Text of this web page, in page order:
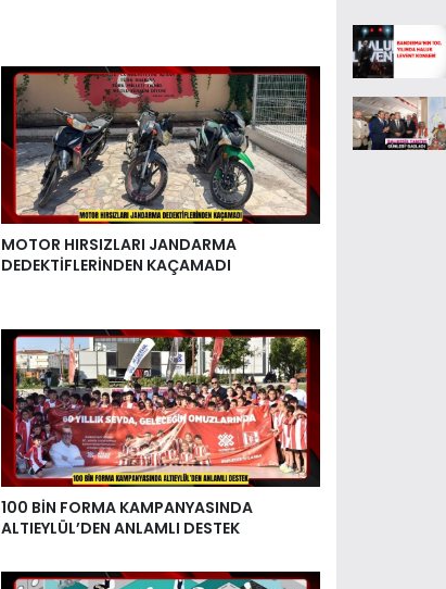
MOTOR HIRSIZLARI JANDARMA
DEDEKTİFLERİNDEN KAÇAMADI
100 BİN FORMA KAMPANYASINDA
ALTIEYLÜL’DEN ANLAMLI DESTEK